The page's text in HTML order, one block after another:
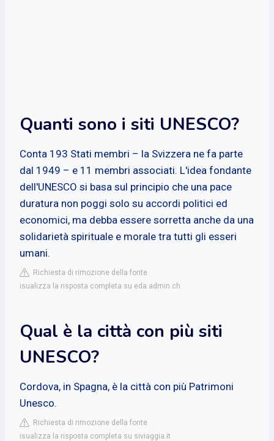
Quanti sono i siti UNESCO?
Conta 193 Stati membri – la Svizzera ne fa parte
dal 1949 – e 11 membri associati. L'idea fondante
dell'UNESCO si basa sul principio che una pace
duratura non poggi solo su accordi politici ed
economici, ma debba essere sorretta anche da una
solidarietà spirituale e morale tra tutti gli esseri
umani.
Richiesta di rimozione della fonte
isualizza la risposta completa su eda.admin.ch
Qual è la città con più siti
UNESCO?
Cordova, in Spagna, è la città con più Patrimoni
Unesco.
Richiesta di rimozione della fonte
isualizza la risposta completa su siviaggia.it